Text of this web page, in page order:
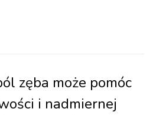
zęba może pomóc
i nadmiernej